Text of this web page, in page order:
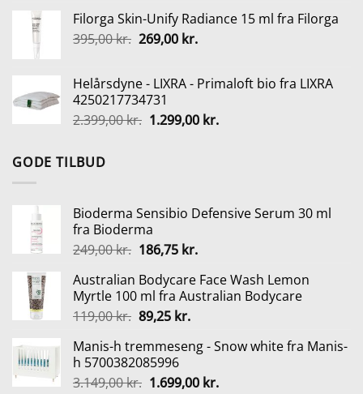
pris
var:
pris
Filorga Skin-Unify Radiance 15 ml fra Filorga
395,00kr. Den
var:
395,00 kr..
269,00 kr.Den
er:
Helårsdyne - LIXRA - Primaloft bio fra LIXRA
4250217734731
2.399,00kr. Den
1.299,00 kr.Den
GODE TILBUD
Bioderma Sensibio Defensive Serum 30 ml
fra Bioderma
249,00kr. Den
pris
var:
249,00 kr..
186,75 kr.Den
pris
er:
Australian Bodycare Face Wash Lemon
Myrtle 100 ml fra Australian Bodycare
119,00kr. Den
pris
var:
119,00 kr..
89,25 kr.Den
pris
89,25 kr..
Manis-h tremmeseng - Snow white fra Manis-
h 5700382085996
3.149,00kr. Den
1.699,00 kr.Den